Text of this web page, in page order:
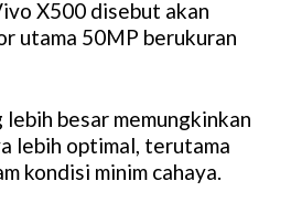
X500 disebut akan
utama 50MP berukuran
besar memungkinkan
lebih optimal, terutama
kondisi minim cahaya.